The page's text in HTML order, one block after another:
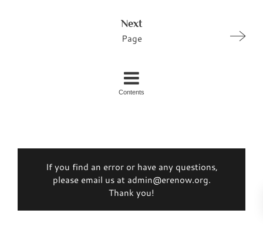
Next
Page
Contents
If you find an error or have any questions,
please email us at admin@erenow.org.
Thank you!